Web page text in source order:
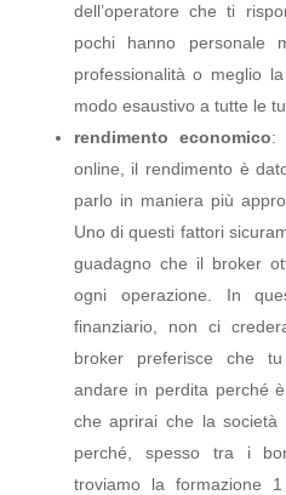
dell’operatore che ti
pochi hanno personale
professionalità o meglio
modo esaustivo a tutte le
rendimento economico:
online, il rendimento è
parlo in maniera più
Uno di questi fattori
guadagno che il broker
ogni operazione. In
finanziario, non ci
broker preferisce che
andare in perdita perché
che aprirai che la società
perché, spesso tra i
troviamo la formazione